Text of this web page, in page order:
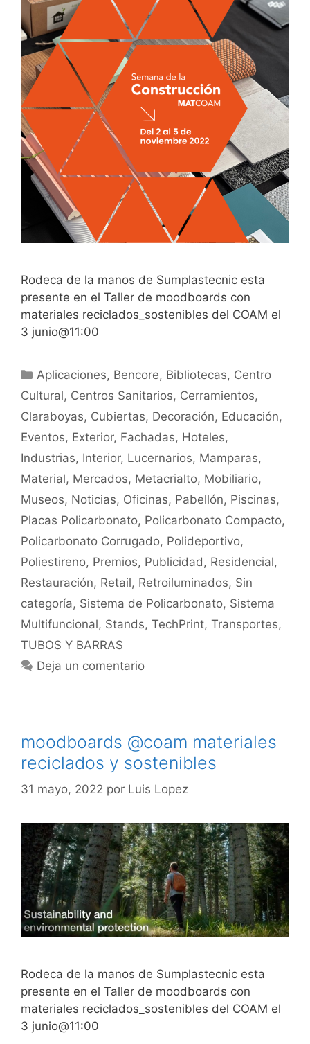
Rodeca de la manos de Sumplastecnic esta
presente en el Taller de moodboards con
materiales reciclados_sostenibles del COAM el
3 junio@11:00
Aplicaciones, Bencore, Bibliotecas, Centro
Cultural, Centros Sanitarios, Cerramientos,
Claraboyas, Cubiertas, Decoración, Educación,
Eventos, Exterior, Fachadas, Hoteles,
Industrias, Interior, Lucernarios, Mamparas,
Material, Mercados, Metacrialto, Mobiliario,
Museos, Noticias, Oficinas, Pabellón, Piscinas,
Placas Policarbonato, Policarbonato Compacto,
Policarbonato Corrugado, Polideportivo,
Poliestireno, Premios, Publicidad , Residencial,
Restauración, Retail, Retroiluminados, Sin
categoría, Sistema de Policarbonato, Sistema
Multifuncional, Stands, TechPrint, Transportes,
TUBOS Y BARRAS
Deja un comentario
moodboards @coam materiales
reciclados y sostenibles
31 mayo, 2022 por Luis Lopez
Rodeca de la manos de Sumplastecnic esta
presente en el Taller de moodboards con
materiales reciclados_sostenibles del COAM el
3 junio@11:00